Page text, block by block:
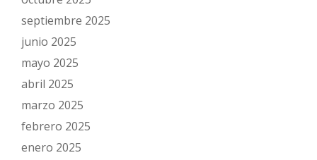
septiembre 2025
junio 2025
mayo 2025
abril 2025
marzo 2025
febrero 2025
enero 2025